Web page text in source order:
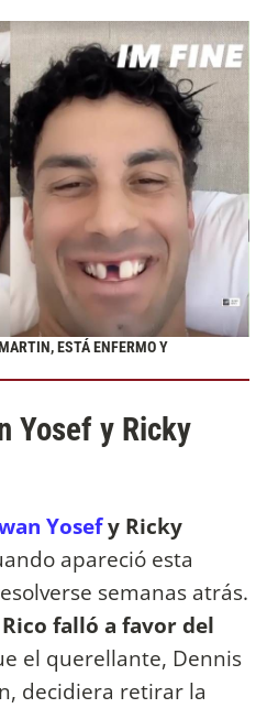
ESTÁ ENFERMO Y
Yosef y Ricky
Yosefy Ricky
apareció esta
semanas atrás.
falló a favor del
el querellante, Dennis
decidiera retirar la